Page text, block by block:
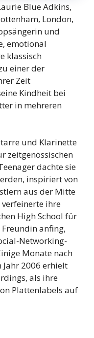
Blue Adkins,
London,
und
emotional
klassisch
einer der
Zeit
Kindheit bei
in mehreren
und Klarinette
zeitgenössischen
dachte sie
inspiriert von
aus der Mitte
verfeinerte ihre
High School für
anfing,
Networking-
Monate nach
2006 erhielt
als ihre
Plattenlabels auf